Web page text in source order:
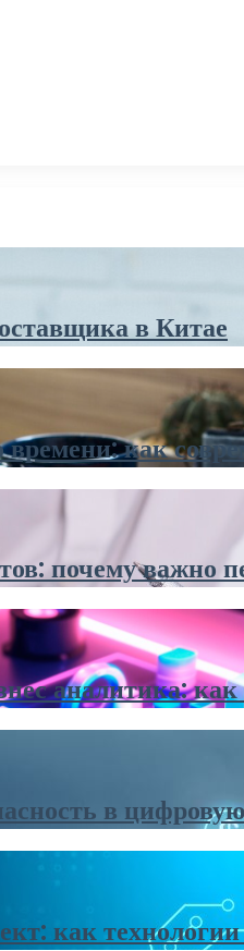
в Китае
времени: как
почему важно
аналитика:
в
как